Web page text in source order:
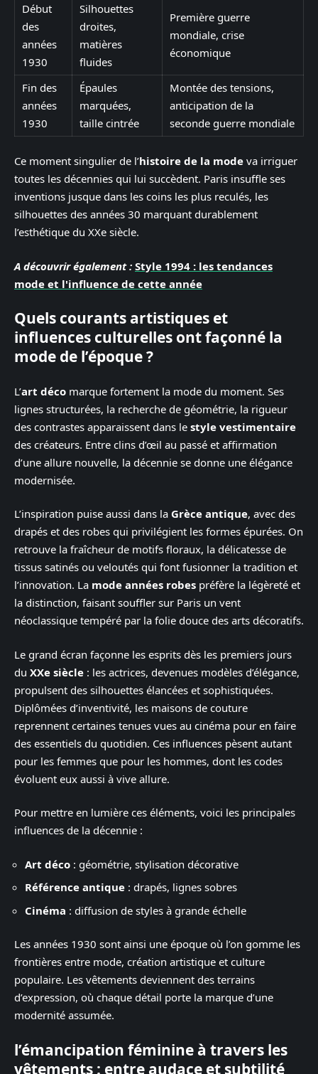
Début
des
années
1930
Silhouettes
droites,
matières
fluides
Première guerre
mondiale, crise
économique
Fin des
années
1930
Épaules
marquées,
taille cintrée
Montée des tensions,
anticipation de la
seconde guerre mondiale
Ce moment singulier de l’histoire de la mode va irriguer
toutes les décennies qui lui succèdent. Paris insuffle ses
inventions jusque dans les coins les plus reculés, les
silhouettes des années 30 marquant durablement
l’esthétique du XXe siècle.
A découvrir également : Style 1994 : les tendances
mode et l'influence de cette année
Quels courants artistiques et
influences culturelles ont façonné la
mode de l’époque ?
L’art déco marque fortement la mode du moment. Ses
lignes structurées, la recherche de géométrie, la rigueur
des contrastes apparaissent dans le style vestimentaire
des créateurs. Entre clins d’œil au passé et affirmation
d’une allure nouvelle, la décennie se donne une élégance
modernisée.
L’inspiration puise aussi dans la Grèce antique, avec des
drapés et des robes qui privilégient les formes épurées. On
retrouve la fraîcheur de motifs floraux, la délicatesse de
tissus satinés ou veloutés qui font fusionner la tradition et
l’innovation. La mode années robes préfère la légèreté et
la distinction, faisant souffler sur Paris un vent
néoclassique tempéré par la folie douce des arts décoratifs.
Le grand écran façonne les esprits dès les premiers jours
du XXe siècle : les actrices, devenues modèles d’élégance,
propulsent des silhouettes élancées et sophistiquées.
Diplômées d’inventivité, les maisons de couture
reprennent certaines tenues vues au cinéma pour en faire
des essentiels du quotidien. Ces influences pèsent autant
pour les femmes que pour les hommes, dont les codes
évoluent eux aussi à vive allure.
Pour mettre en lumière ces éléments, voici les principales
influences de la décennie :
Art déco : géométrie, stylisation décorative
Référence antique : drapés, lignes sobres
Cinéma : diffusion de styles à grande échelle
Les années 1930 sont ainsi une époque où l’on gomme les
frontières entre mode, création artistique et culture
populaire. Les vêtements deviennent des terrains
d’expression, où chaque détail porte la marque d’une
modernité assumée.
l’émancipation féminine à travers les
vêtements : entre audace et subtilité